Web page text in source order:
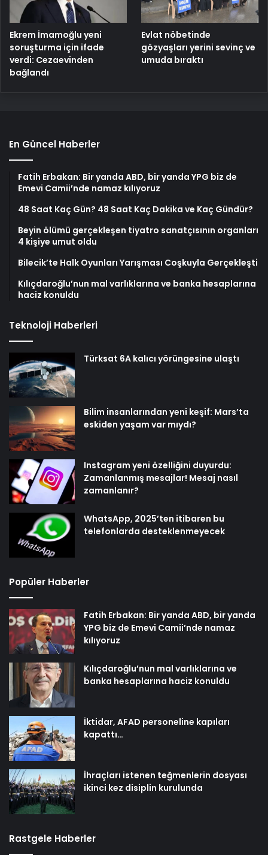
Ekrem İmamoğlu yeni
soruşturma için ifade
verdi: Cezaevinden
bağlandı
Evlat nöbetinde
gözyaşları yerini sevinç ve
umuda bıraktı
En Güncel Haberler
Fatih Erbakan: Bir yanda ABD, bir yanda YPG biz de
Emevi Camii’nde namaz kılıyoruz
48 Saat Kaç Gün? 48 Saat Kaç Dakika ve Kaç Gündür?
Beyin ölümü gerçekleşen tiyatro sanatçısının organları
4 kişiye umut oldu
Bilecik’te Halk Oyunları Yarışması Coşkuyla Gerçekleşti
Kılıçdaroğlu’nun mal varlıklarına ve banka hesaplarına
haciz konuldu
Teknoloji Haberleri
Türksat 6A kalıcı yörüngesine ulaştı
Bilim insanlarından yeni keşif: Mars’ta
eskiden yaşam var mıydı?
Instagram yeni özelliğini duyurdu:
Zamanlanmış mesajlar! Mesaj nasıl
zamanlanır?
WhatsApp, 2025’ten itibaren bu
telefonlarda desteklenmeyecek
Popüler Haberler
Fatih Erbakan: Bir yanda ABD, bir yanda
YPG biz de Emevi Camii’nde namaz
kılıyoruz
Kılıçdaroğlu’nun mal varlıklarına ve
banka hesaplarına haciz konuldu
İktidar, AFAD personeline kapıları
kapattı…
İhraçları istenen teğmenlerin dosyası
ikinci kez disiplin kurulunda
Rastgele Haberler